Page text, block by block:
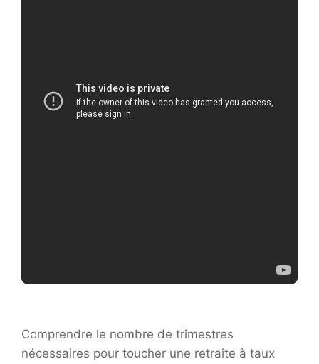
Comprendre le nombre de trimestres
nécessaires pour toucher une retraite à taux